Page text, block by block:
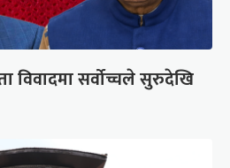
विवादमा सर्वोच्चले सुरुदेखि